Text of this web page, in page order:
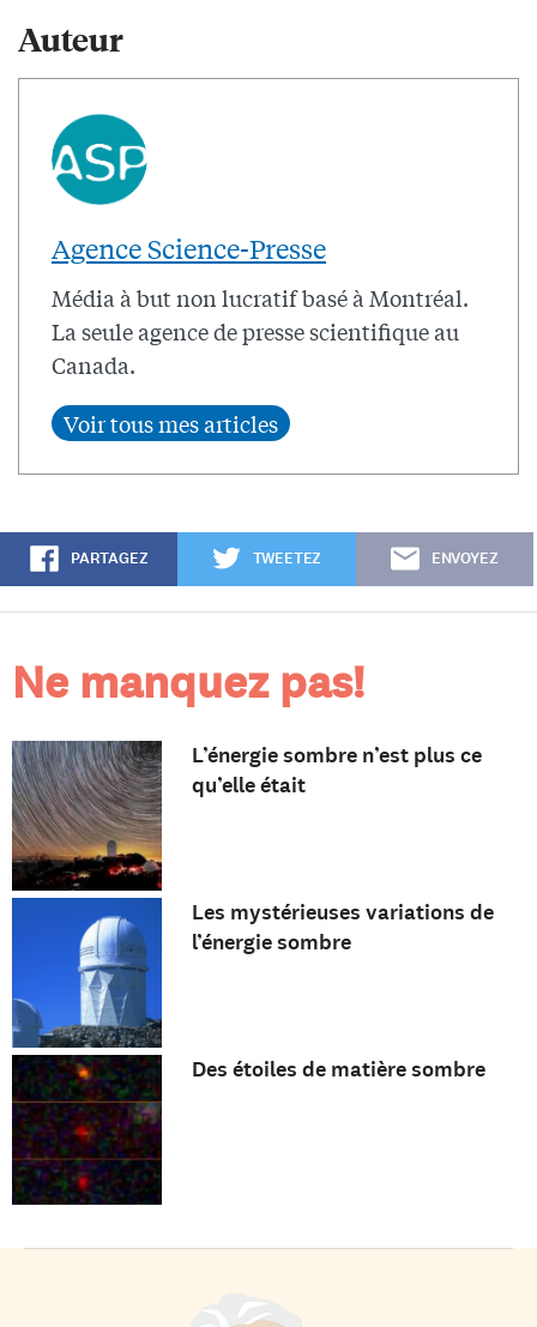
Auteur
Agence Science-Presse
Média à but non lucratif basé à Montréal.
La seule agence de presse scientifique au
Canada.
PARTAGEZ TWEETEZ ENVOYEZ
Ne manquez pas!
L’énergie sombre n’est plus ce
qu’elle était
Les mystérieuses variations de
l’énergie sombre
Des étoiles de matière sombre